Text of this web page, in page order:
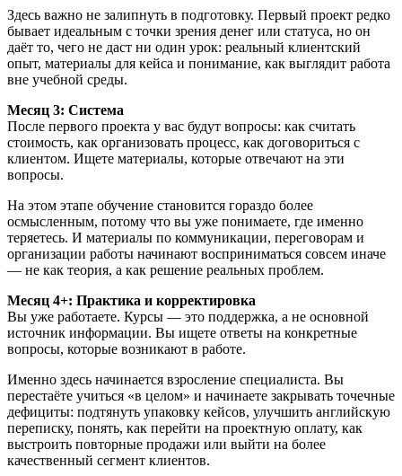
Здесь важно не залипнуть в подготовку. Первый проект редко
бывает идеальным с точки зрения денег или статуса, но он
даёт то, чего не даст ни один урок: реальный клиентский
опыт, материалы для кейса и понимание, как выглядит работа
вне учебной среды.
Месяц 3: Система
После первого проекта у вас будут вопросы: как считать
стоимость, как организовать процесс, как договориться с
клиентом. Ищете материалы, которые отвечают на эти
вопросы.
На этом этапе обучение становится гораздо более
осмысленным, потому что вы уже понимаете, где именно
теряетесь. И материалы по коммуникации, переговорам и
организации работы начинают восприниматься совсем иначе
— не как теория, а как решение реальных проблем.
Месяц 4+: Практика и корректировка
Вы уже работаете. Курсы — это поддержка, а не основной
источник информации. Вы ищете ответы на конкретные
вопросы, которые возникают в работе.
Именно здесь начинается взросление специалиста. Вы
перестаёте учиться «в целом» и начинаете закрывать точечные
дефициты: подтянуть упаковку кейсов, улучшить английскую
переписку, понять, как перейти на проектную оплату, как
выстроить повторные продажи или выйти на более
качественный сегмент клиентов.